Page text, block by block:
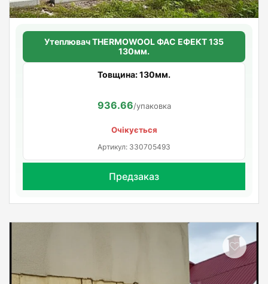
Утеплювач THERMOWOOL ФАС ЕФЕКТ 135
130мм.
Товщина: 130мм.
936.66/упаковка
Очікується
Артикул: 330705493
Предзаказ